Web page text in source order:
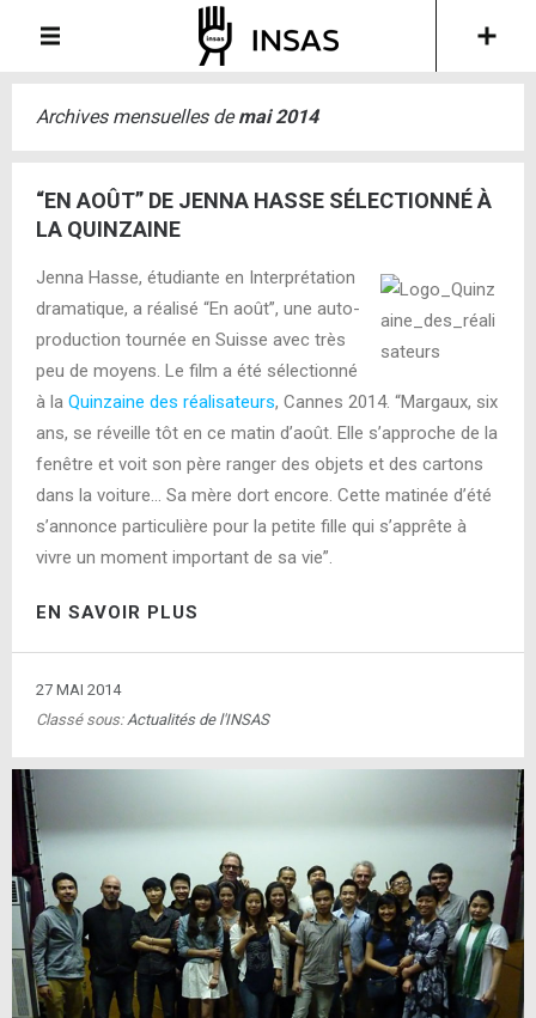
Archives mensuelles demai 2014
“EN AOÛT” DE JENNA HASSE SÉLECTIONNÉ À
LA QUINZAINE
Jenna Hasse, étudiante en Interprétation
dramatique, a réalisé “En août”, une auto-
production tournée en Suisse avec très
peu de moyens. Le film a été sélectionné
à la Quinzaine des réalisateurs, Cannes 2014. “Margaux, six
ans, se réveille tôt en ce matin d’août. Elle s’approche de la
fenêtre et voit son père ranger des objets et des cartons
dans la voiture… Sa mère dort encore. Cette matinée d’été
s’annonce particulière pour la petite fille qui s’apprête à
vivre un moment important de sa vie”.
EN SAVOIR PLUS
27 MAI 2014
Classé sous: Actualités de l'INSAS